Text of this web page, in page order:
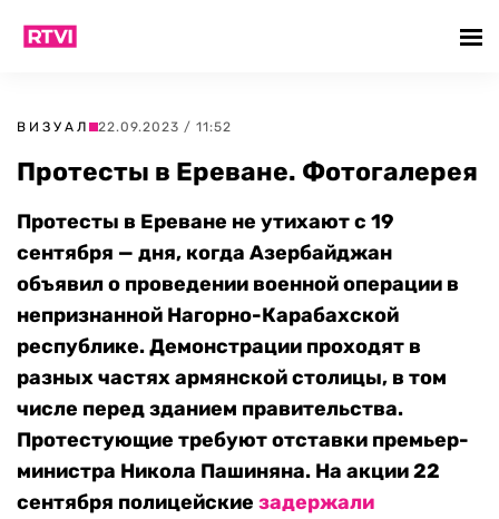
ВИЗУАЛ 22.09.2023 / 11:52
Протесты в Ереване. Фотогалерея
Протесты в Ереване не утихают с 19
сентября — дня, когда Азербайджан
объявил о проведении военной операции в
непризнанной Нагорно-Карабахской
республике. Демонстрации проходят в
разных частях армянской столицы, в том
числе перед зданием правительства.
Протестующие требуют отставки премьер-
министра Никола Пашиняна. На акции 22
сентября полицейские задержали